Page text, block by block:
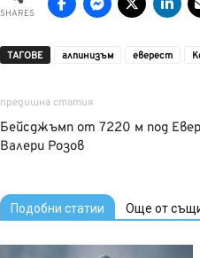
SHARES
ТАГОВЕ алпинизъм еверест
предишна статия
Бейсджъмп от 7220 м под
Валери Розов
Подобни статии Още от